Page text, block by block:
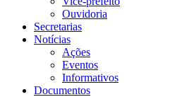
Ouvidoria
Secretarias
Notícias
Ações
Eventos
Informativos
Documentos